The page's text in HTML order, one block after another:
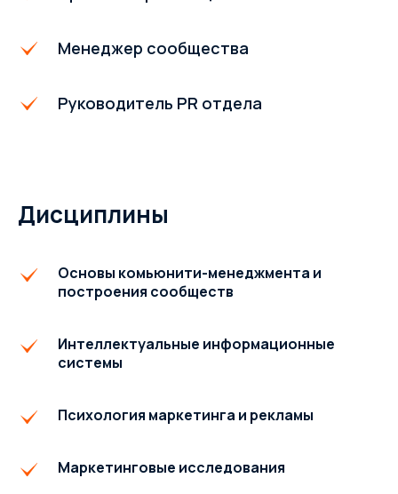
Менеджер сообщества
Руководитель PR отдела
Дисциплины
Основы комьюнити-менеджмента и
построения сообществ
Интеллектуальные информационные
системы
Психология маркетинга и рекламы
Маркетинговые исследования